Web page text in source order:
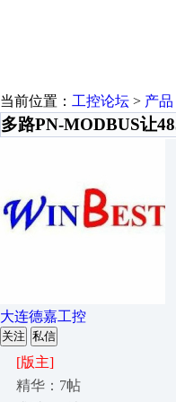
当前位置： 工控论坛 > 产品
多路PN-MODBUS让
大连德嘉工控
关注 私信
[版主]
精华：7帖